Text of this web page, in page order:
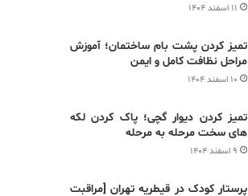
۱۱ اسفند ۱۴۰۴
تمیز کردن پشت بام ساختمان؛ آموزش
مراحل نظافت کامل و ایمن
۱۰ اسفند ۱۴۰۴
تمیز کردن دیوار گچی؛ پاک کردن لکه
های سخت مرحله به مرحله
۹ اسفند ۱۴۰۴
پرستار کودک در قیطریه تهران [مراقبت